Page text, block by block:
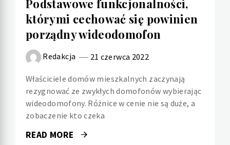
Podstawowe funkcjonalności,
którymi cechować się powinien
porządny wideodomofon
Redakcja 21 czerwca 2022
Właściciele domów mieszkalnych zaczynają
rezygnować ze zwykłych domofonów wybierając
wideodomofony. Różnice w cenie nie są duże, a
zobaczenie kto czeka
READ MORE